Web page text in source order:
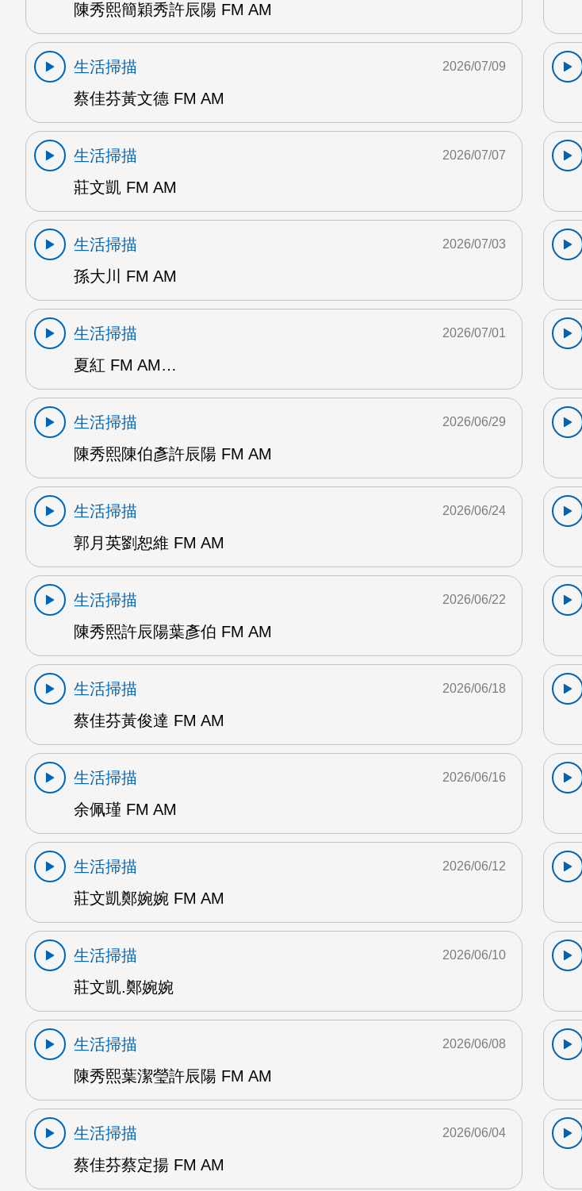
陳秀熙簡穎秀許辰陽 FM AM
生活掃描
蔡佳芬黃文德 FM AM
2026/07/09
生活掃描
莊文凱 FM AM
2026/07/07
生活掃描
孫大川 FM AM
2026/07/03
生活掃描
夏紅 FM AM…
2026/07/01
生活掃描
陳秀熙陳伯彥許辰陽 FM AM
2026/06/29
生活掃描
郭月英劉恕維 FM AM
2026/06/24
生活掃描
陳秀熙許辰陽葉彥伯 FM AM
2026/06/22
生活掃描
蔡佳芬黃俊達 FM AM
2026/06/18
生活掃描
余佩瑾 FM AM
2026/06/16
生活掃描
莊文凱鄭婉婉 FM AM
2026/06/12
生活掃描
莊文凱.鄭婉婉
2026/06/10
生活掃描
陳秀熙葉潔瑩許辰陽 FM AM
2026/06/08
生活掃描
蔡佳芬蔡定揚 FM AM
2026/06/04